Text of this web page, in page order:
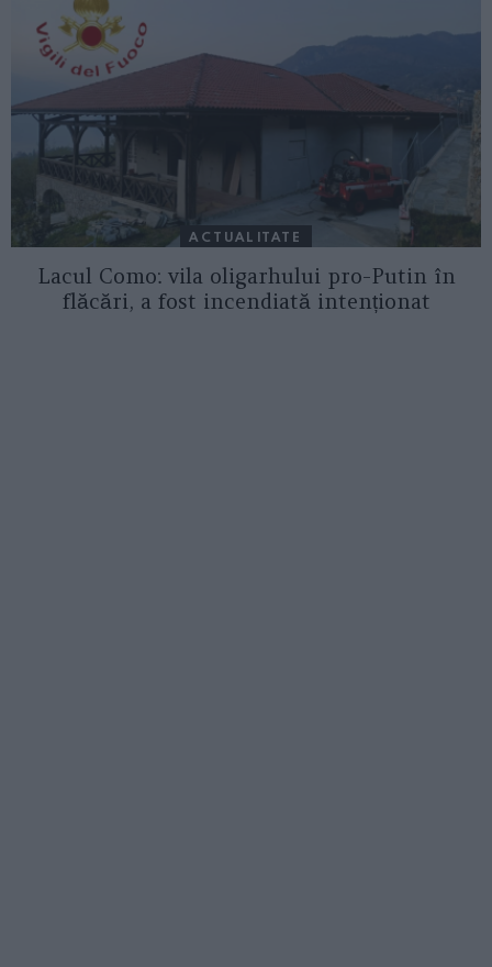
ACTUALITATE
Lacul Como: vila oligarhului pro-Putin în
flăcări, a fost incendiată intenționat